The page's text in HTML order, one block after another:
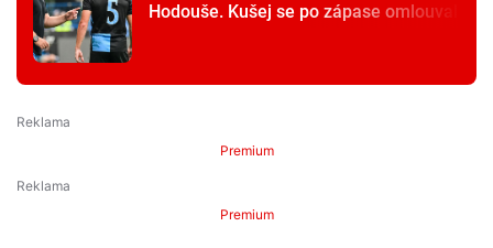
Hodouše. Kušej se po zápase omlouval
Premium
Premium